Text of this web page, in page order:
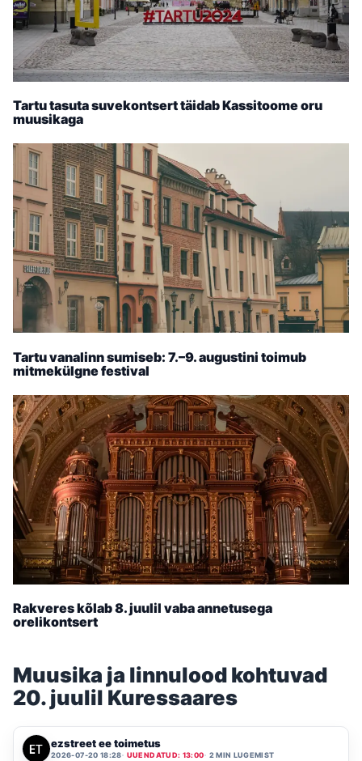
Tartu tasuta suvekontsert täidab Kassitoome oru
muusikaga
Tartu vanalinn sumiseb: 7.–9. augustini toimub
mitmekülgne festival
Rakveres kõlab 8. juulil vaba annetusega
orelikontsert
Muusika ja linnulood kohtuvad
20. juulil Kuressaares
ezstreet ee toimetus
2026-07-20 18:28 UUENDATUD: 13:00 2 MIN LUGEMIST